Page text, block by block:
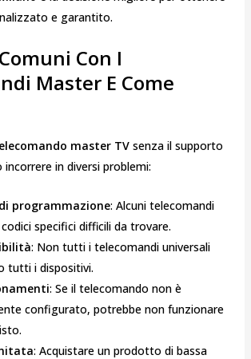
e garantito.
Con I
Master E Come
master TVsenza il supporto
in diversi problemi:
programmazione: Alcuni telecomandi
specifici difficili da trovare.
: Non tutti i telecomandi universali
tutti i dispositivi.
: Se il telecomando non è
configurato, potrebbe non funzionare
: Acquistare un prodotto di bassa